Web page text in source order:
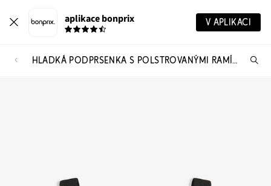
aplikace bonprix V APLIKACI
HLADKÁ PODPRSENKA S POLSTROVANÝMI RAMÍNKY